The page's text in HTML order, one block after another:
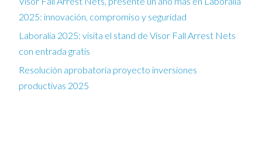
2025: innovación, compromiso y seguridad
Laboralia 2025: visita el stand de Visor Fall Arrest Nets
con entrada gratis
Resolución aprobatoria proyecto inversiones
productivas 2025